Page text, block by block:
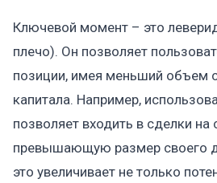
Ключевой момент – это
плечо). Он позволяет
позиции, имея меньший объем
капитала. Например,
позволяет входить в сделки на
превышающую размер своего
это увеличивает не только